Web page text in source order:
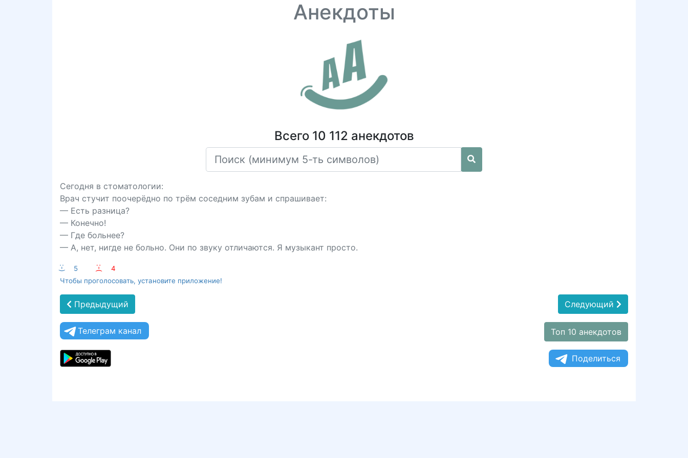
Анекдоты
Всего 10 112 анекдотов
Сегодня в стоматологии:
Врач стучит поочерёдно по трём соседним зубам и спрашивает:
— Есть разница?
— Конечно!
— Где больнее?
— А, нет, нигде не больно. Они по звуку отличаются. Я музыкант просто.
:-) 5 :-(
4
Чтобы проголосовать, установите приложение!
Предыдущий Следующий
Телеграм канал Топ 10 анекдотов
Поделиться